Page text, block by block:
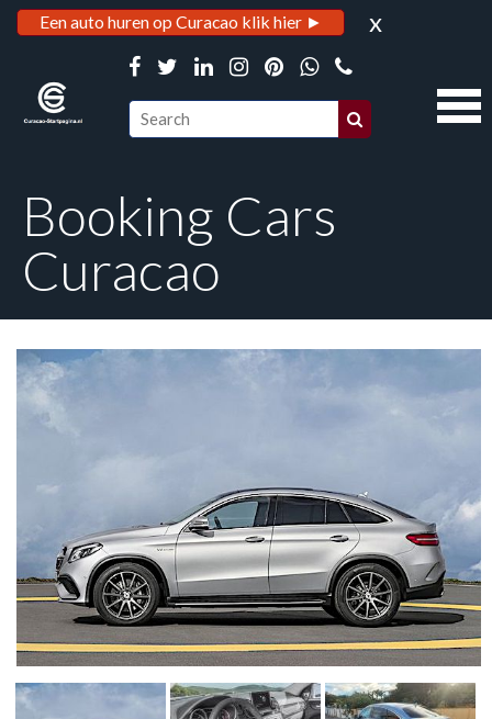
Een auto huren op Curacao klik hier ► x
Booking Cars
Curacao